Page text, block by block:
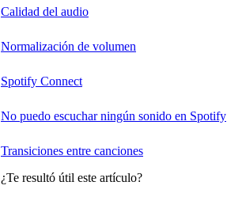
Calidad del audio
Normalización de volumen
Spotify Connect
No puedo escuchar ningún sonido en Spotify
Transiciones entre canciones
¿Te resultó útil este artículo?